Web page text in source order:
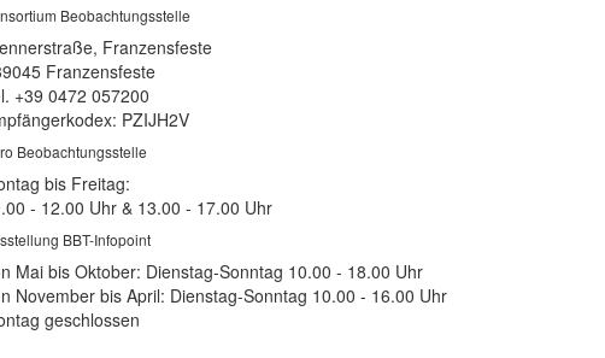
Beobachtungsstelle
Franzensfeste
Franzensfeste
+39 0472 057200
PZIJH2V
Beobachtungsstelle
bis Freitag:
- 12.00 Uhr & 13.00 - 17.00 Uhr
BBT-Infopoint
Mai bis Oktober: Dienstag-Sonntag 10.00 - 18.00 Uhr
November bis April: Dienstag-Sonntag 10.00 - 16.00 Uhr
geschlossen